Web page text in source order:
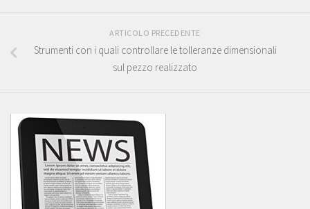
ARTICOLO PRECEDENTE
Strumenti con i quali controllare le tolleranze dimensionali
sul pezzo realizzato